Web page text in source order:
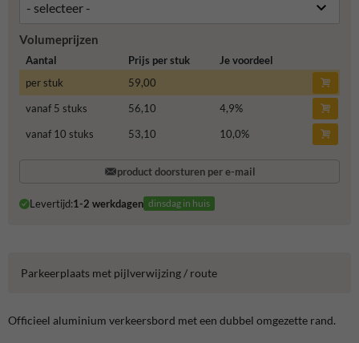
Volumeprijzen
Aantal Prijs per stuk
Je voordeel
per stuk
59,00
vanaf 5 stuks
56,10 4,9%
vanaf 10 stuks
53,10 10,0%
product doorsturen per e-mail
Levertijd:1-2 werkdagen dinsdag in huis
Parkeerplaats met pijlverwijzing / route
Officieel aluminium verkeersbord met een dubbel omgezette rand.